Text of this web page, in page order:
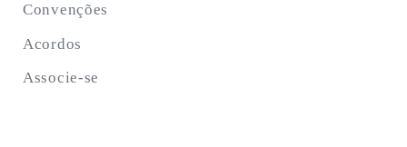
Convenções
Acordos
Associe-se